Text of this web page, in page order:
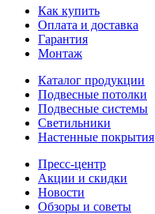
Как купить
Оплата и доставка
Гарантия
Монтаж
Каталог продукции
Подвесные потолки
Подвесные системы
Светильники
Настенные покрытия
Пресс-центр
Акции и скидки
Новости
Обзоры и советы